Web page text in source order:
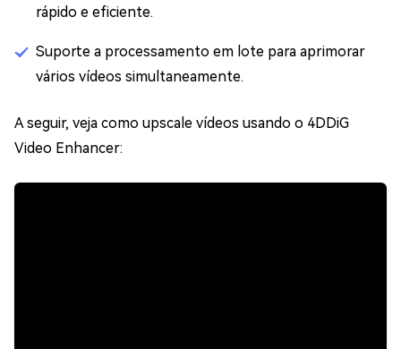
rápido e eficiente.
Suporte a processamento em lote para aprimorar
vários vídeos simultaneamente.
A seguir, veja como upscale vídeos usando o 4DDiG
Video Enhancer: